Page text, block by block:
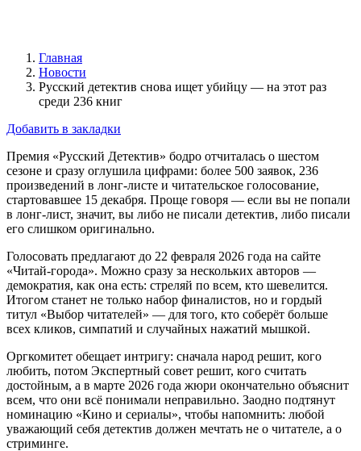
Главная
Новости
Русский детектив снова ищет убийцу — на этот раз
среди 236 книг
Добавить в закладки
Премия «Русский Детектив» бодро отчиталась о шестом
сезоне и сразу оглушила цифрами: более 500 заявок, 236
произведений в лонг-листе и читательское голосование,
стартовавшее 15 декабря. Проще говоря — если вы не попали
в лонг-лист, значит, вы либо не писали детектив, либо писали
его слишком оригинально.
Голосовать предлагают до 22 февраля 2026 года на сайте
«Читай-города». Можно сразу за нескольких авторов —
демократия, как она есть: стреляй по всем, кто шевелится.
Итогом станет не только набор финалистов, но и гордый
титул «Выбор читателей» — для того, кто соберёт больше
всех кликов, симпатий и случайных нажатий мышкой.
Оргкомитет обещает интригу: сначала народ решит, кого
любить, потом Экспертный совет решит, кого считать
достойным, а в марте 2026 года жюри окончательно объяснит
всем, что они всё понимали неправильно. Заодно подтянут
номинацию «Кино и сериалы», чтобы напомнить: любой
уважающий себя детектив должен мечтать не о читателе, а о
стриминге.